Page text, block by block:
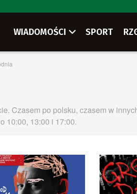
WIADOMOŚCI SPORT
Czasem po polsku, czasem w
10:00, 13:00 i 17:00.